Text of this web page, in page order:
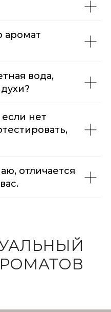
аромат
вода,
нет
отличается